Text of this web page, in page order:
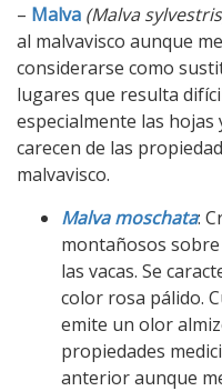
– Malva (Malva
al malvavisco aunque
considerarse como
lugares que resulta
especialmente las hojas
carecen de las
malvavisco.
Malva moschata:
montañosos
las vacas. Se
color rosa pálido.
emite un olor
propiedades
anterior aunque